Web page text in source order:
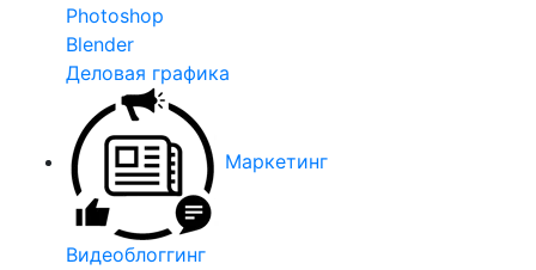
Photoshop
Blender
Деловая графика
Маркетинг
Видеоблоггинг